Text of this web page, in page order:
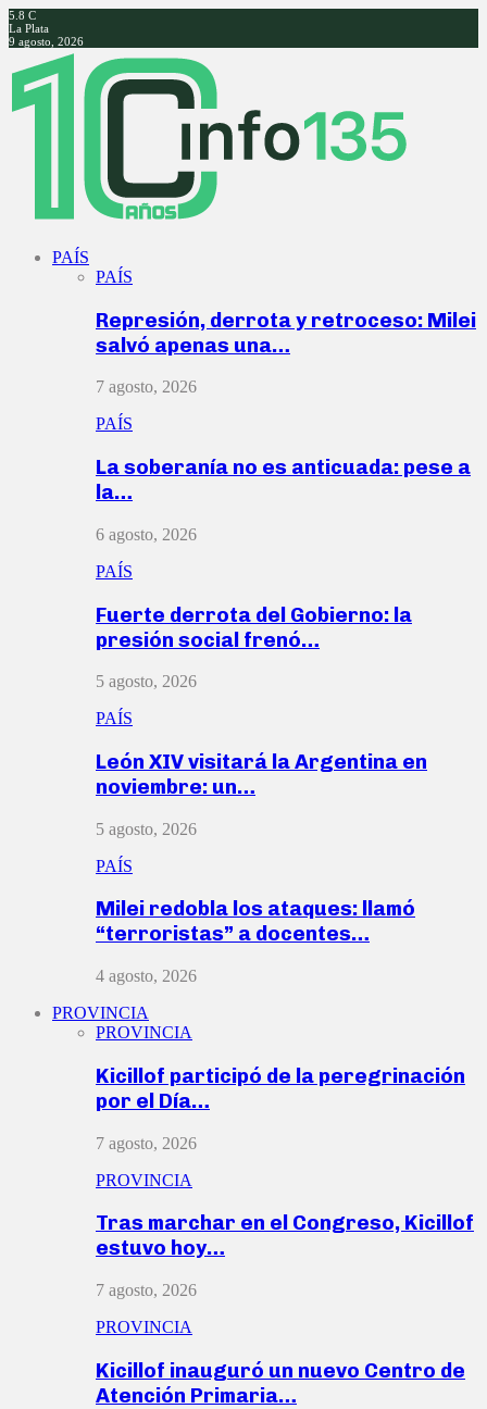
5.8 C
La Plata
9 agosto, 2026
Facebook
Twitter
Instagram
Youtube
PAÍS
PAÍS
Represión, derrota y retroceso: Milei
salvó apenas una…
7 agosto, 2026
PAÍS
La soberanía no es anticuada: pese a
la…
6 agosto, 2026
PAÍS
Fuerte derrota del Gobierno: la
presión social frenó…
5 agosto, 2026
PAÍS
León XIV visitará la Argentina en
noviembre: un…
5 agosto, 2026
PAÍS
Milei redobla los ataques: llamó
“terroristas” a docentes…
4 agosto, 2026
PROVINCIA
PROVINCIA
Kicillof participó de la peregrinación
por el Día…
7 agosto, 2026
PROVINCIA
Tras marchar en el Congreso, Kicillof
estuvo hoy…
7 agosto, 2026
PROVINCIA
Kicillof inauguró un nuevo Centro de
Atención Primaria…